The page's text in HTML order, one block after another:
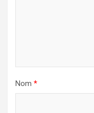
Nom *